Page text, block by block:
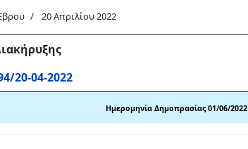
20 Απριλίου 2022
20-04-2022
Ημερομηνία Δημοπρασίας 01/06/